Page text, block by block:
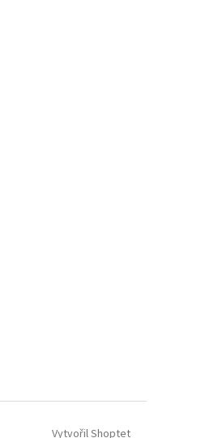
Vytvořil Shoptet